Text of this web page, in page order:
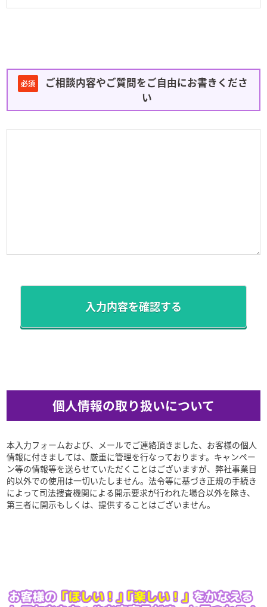
必須
ご相談内容やご質問をご自由にお書きくださ
い
個人情報の取り扱いについて
本入力フォームおよび、メールでご連絡頂きました、お客様の個人
情報に付きましては、厳重に管理を行なっております。キャンペー
ン等の情報等を送らせていただくことはございますが、弊社事業目
的以外での使用は一切いたしません。法令等に基づき正規の手続き
によって司法捜査機関による開示要求が行われた場合以外を除き、
第三者に開示もしくは、提供することはございません。